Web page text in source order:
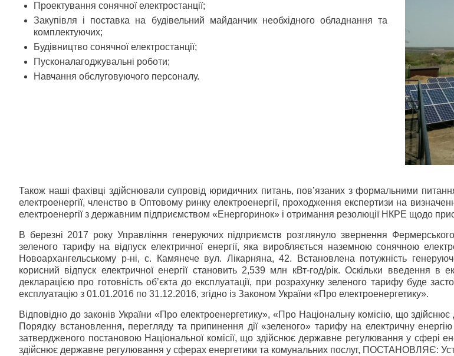
Проектування сонячної електростанції;
Закупівля і поставка на будівельний майданчик необхідного обладнання та
комплектуючих;
Будівництво сонячної електростанції;
Пусконалагоджувальні роботи;
Навчання обслуговуючого персоналу.
Також наші фахівці здійснювали супровід юридичних питань, пов’язаних з формальними
електроенергії, членство в Оптовому ринку електроенергії, проходження експертизи на
електроенергії з державним підприємством «Енергоринок» і отримання резолюції НКРЕ щодо
В березні 2017 року Управління генеруючих підприємств розглянуло звернення
зеленого тарифу на відпуск електричної енергії, яка виробляється наземною сонячною
Новоархангельському р-ні, с. Камянече вул. Лікарняна, 42. Встановлена потужність
корисний відпуск електричної енергії становить 2,539 млн кВт-год/рік. Оскільки введення
декларацією про готовність об’єкта до експлуатації, при розрахунку зеленого тарифу буде
експлуатацію з 01.01.2016 по 31.12.2016, згідно із Законом України «Про електроенергетику».
Відповідно до законів України «Про електроенергетику», «Про Національну комісію, що
Порядку встановлення, перегляду та припинення дії «зеленого» тарифу на електричну енергію
затвердженого постановою Національної комісії, що здійснює державне регулювання у сфері
здійснює державне регулювання у сферах енергетики та комунальних послуг, ПОСТАНОВЛЯЄ: